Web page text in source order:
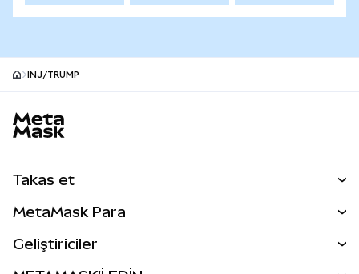
INJ/TRUMP
Takas et
Perps
MetaMask Para
Geliştiriciler